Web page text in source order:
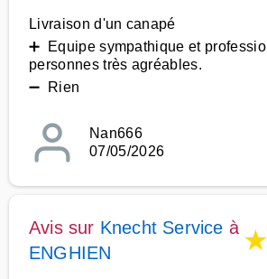
Livraison d'un canapé
➕ Equipe sympathique et
personnes très agréables.
➖ Rien
Nan666
07/05/2026
Avis sur Knecht Service à
ENGHIEN
★